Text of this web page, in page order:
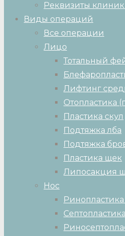
Реквизиты
Виды операций
Все операции
Лицо
Тотальный
Лифтинг
Отопластика
Пластика скул
Подтяжка лба
Подтяжка
Пластика щек
Липосакция
Нос
Ринопластика
Септопластика